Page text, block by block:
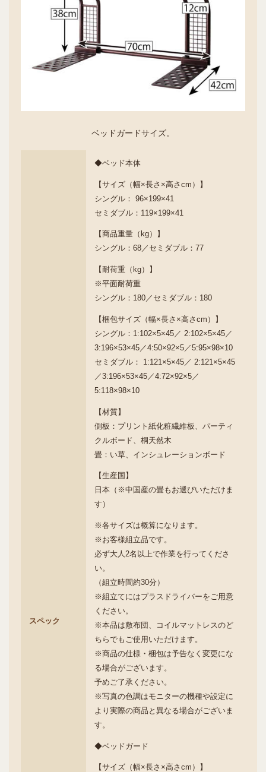
ベッドガードサイズ。
スペック
◆ベッド本体
【サイズ（幅×長さ×高さcm）】
シングル： 96×199×41
セミダブル：119×199×41
【商品重量（kg）】
シングル：68／セミダブル：77
【耐荷重（kg）】
※平面耐荷重
シングル：180／セミダブル：180
【梱包サイズ（幅×長さ×高さcm）】
シングル：1:102×5×45／ 2:102×5×45／
3:196×53×45／4:50×92×5／5:95×98×10
セミダブル： 1:121×5×45／ 2:121×5×45
／3:196×53×45／4:72×92×5／
5:118×98×10
【材質】
側板：プリント紙化粧繊維板、パーティ
クルボード、桐天然木
畳：い草、インシュレーションボード
【生産国】
日本（※中国産の畳もお選びいただけま
す）
※各サイズは概算になります。
※お客様組立品です。
必ず大人2名以上で作業を行ってくださ
い。
（組立時間約30分）
※組立てにはプラスドライバーをご用意
ください。
※本品は敷布団、コイルマットレスのど
ちらでもご使用いただけます。
※商品の仕様・梱包は予告なく変更にな
る場合がございます。
予めご了承ください。
※写真の色調はモニターの機種や設定に
より実際の商品と異なる場合がございま
す。
◆ベッドガード
【サイズ（幅×長さ×高さcm）】